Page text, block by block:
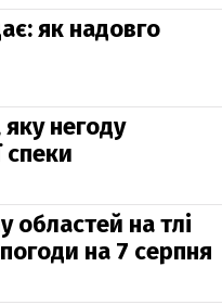
як надовго
негоду
спеки
областей на тлі
на 7 серпня